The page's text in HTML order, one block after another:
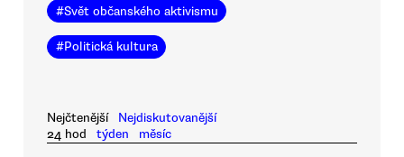
#Svět občanského aktivismu
#Politická kultura
Nejčtenější
Nejdiskutovanější
24 hod
týden měsíc